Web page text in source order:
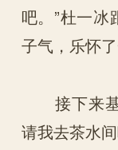
吧。”杜一
子气，乐怀
接下来基
请我去茶水间